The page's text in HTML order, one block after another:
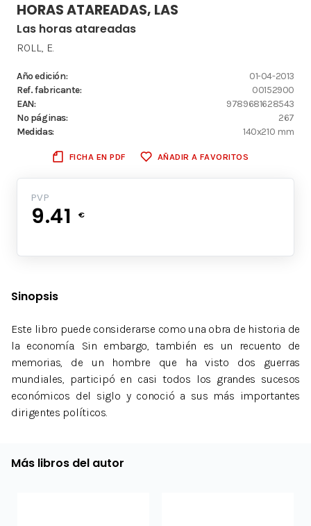
HORAS ATAREADAS, LAS
Las horas atareadas
ROLL, E.
Año edición:
01-04-2013
Ref. fabricante:
00152900
EAN:
9789681628543
Nº páginas:
267
Medidas:
140x210 mm
FICHA EN PDF AÑADIR A FAVORITOS
PVP
9.41 €
Sinopsis
Este libro puede considerarse como una obra de historia de
la economía. Sin embargo, también es un recuento de
memorias, de un hombre que ha visto dos guerras
mundiales, participó en casi todos los grandes sucesos
económicos del siglo y conoció a sus más importantes
dirigentes políticos.
Más libros del autor